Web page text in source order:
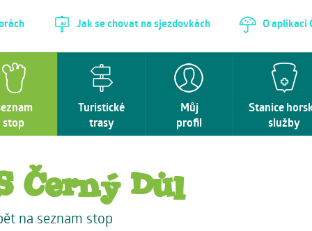
Jak se chovat na sjezdovkách O aplikaci
stop
Turistické
trasy
Můj
profil
Stanice
služby
Černý Důl
na seznam stop